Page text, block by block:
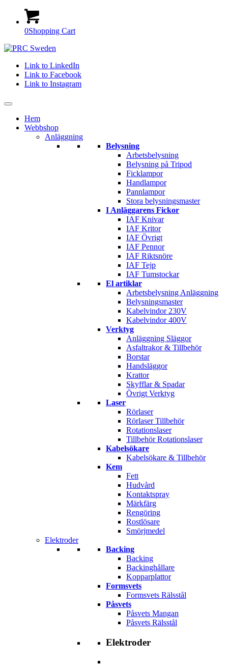
0Shopping Cart
Link to LinkedIn
Link to Facebook
Link to Instagram
Hem
Webbshop
Anläggning
Belysning
Arbetsbelysning
Belysning på Tripod
Ficklampor
Handlampor
Pannlampor
Stora belysningsmaster
I Anläggarens Fickor
IAF Knivar
IAF Kritor
IAF Övrigt
IAF Pennor
IAF Riktsnöre
IAF Tejp
IAF Tumstockar
El artiklar
Arbetsbelysning Anläggning
Belysningsmaster
Kabelvindor 230V
Kabelvindor 400V
Verktyg
Anläggning Släggor
Asfaltrakor & Tillbehör
Borstar
Handsläggor
Krattor
Skyfflar & Spadar
Övrigt Verktyg
Laser
Rörlaser
Rörlaser Tillbehör
Rotationslaser
Tillbehör Rotationslaser
Kabelsökare
Kabelsökare & Tillbehör
Kem
Fett
Hudvård
Kontaktspray
Märkfärg
Rengöring
Rostlösare
Smörjmedel
Elektroder
Backing
Backing
Backinghållare
Kopparplattor
Formsvets
Formsvets Rälsstål
Påsvets
Påsvets Mangan
Påsvets Rälsstål
Elektroder